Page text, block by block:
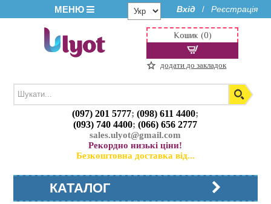
МЕНЮ Вхід / Реєстрація
(097) 201 5777;(098) 611 4400;
(093) 740 4400;(066) 656 2777
sales.ulyot@gmail.com
Рекордно низькі ціни!
Безкоштовна доставка від...
Кошик (0)
додати до закладок
КАТАЛОГ